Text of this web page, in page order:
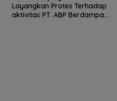
Layangkan Protes Terhadap
aktivitas PT. ABP Berdampak